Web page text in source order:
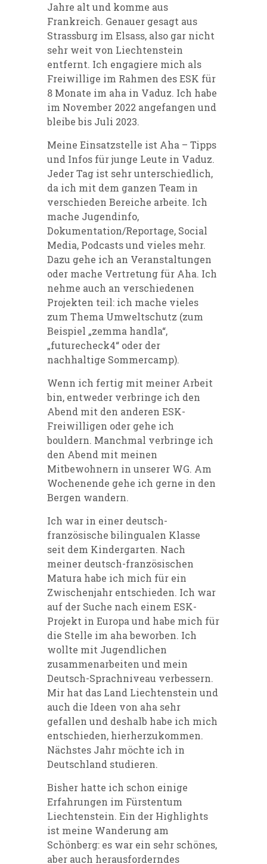
Jahre alt und komme aus
Frankreich. Genauer gesagt aus
Strassburg im Elsass, also gar nicht
sehr weit von Liechtenstein
entfernt. Ich engagiere mich als
Freiwillige im Rahmen des ESK für
8 Monate im aha in Vaduz. Ich habe
im November 2022 angefangen und
bleibe bis Juli 2023.
Meine Einsatzstelle ist Aha – Tipps
und Infos für junge Leute in Vaduz.
Jeder Tag ist sehr unterschiedlich,
da ich mit dem ganzen Team in
verschieden Bereiche arbeite. Ich
mache Jugendinfo,
Dokumentation/Reportage, Social
Media, Podcasts und vieles mehr.
Dazu gehe ich an Veranstaltungen
oder mache Vertretung für Aha. Ich
nehme auch an verschiedenen
Projekten teil: ich mache vieles
zum Thema Umweltschutz (zum
Beispiel „zemma handla“,
„futurecheck4“ oder der
nachhaltige Sommercamp).
Wenn ich fertig mit meiner Arbeit
bin, entweder verbringe ich den
Abend mit den anderen ESK-
Freiwilligen oder gehe ich
bouldern. Manchmal verbringe ich
den Abend mit meinen
Mitbewohnern in unserer WG. Am
Wochenende gehe ich gerne in den
Bergen wandern.
Ich war in einer deutsch-
französische bilingualen Klasse
seit dem Kindergarten. Nach
meiner deutsch-französischen
Matura habe ich mich für ein
Zwischenjahr entschieden. Ich war
auf der Suche nach einem ESK-
Projekt in Europa und habe mich für
die Stelle im aha beworben. Ich
wollte mit Jugendlichen
zusammenarbeiten und mein
Deutsch-Sprachniveau verbessern.
Mir hat das Land Liechtenstein und
auch die Ideen von aha sehr
gefallen und deshalb habe ich mich
entschieden, hierherzukommen.
Nächstes Jahr möchte ich in
Deutschland studieren.
Bisher hatte ich schon einige
Erfahrungen im Fürstentum
Liechtenstein. Ein der Highlights
ist meine Wanderung am
Schönberg: es war ein sehr schönes,
aber auch herausforderndes